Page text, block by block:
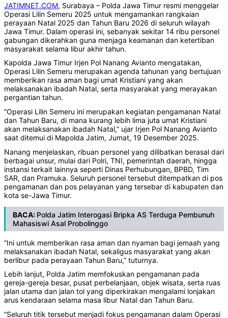
JATIMNET.COM, Surabaya – Polda Jawa Timur resmi menggelar
Operasi Lilin Semeru 2025 untuk mengamankan rangkaian
perayaan Natal 2025 dan Tahun Baru 2026 di seluruh wilayah
Jawa Timur. Dalam operasi ini, sebanyak sekitar 14 ribu personel
gabungan dikerahkan guna menjaga keamanan dan ketertiban
masyarakat selama libur akhir tahun.
Kapolda Jawa Timur Irjen Pol Nanang Avianto mengatakan,
Operasi Lilin Semeru merupakan agenda tahunan yang bertujuan
memberikan rasa aman bagi umat Kristiani yang akan
melaksanakan ibadah Natal, serta masyarakat yang merayakan
pergantian tahun.
“Operasi Lilin Semeru ini merupakan kegiatan pengamanan Natal
dan Tahun Baru, di mana kurang lebih lima juta umat Kristiani
akan melaksanakan ibadah Natal,” ujar Irjen Pol Nanang Avianto
saat ditemui di Mapolda Jatim, Jumat, 19 Desember 2025.
Nanang menjelaskan, ribuan personel yang dilibatkan berasal dari
berbagai unsur, mulai dari Polri, TNI, pemerintah daerah, hingga
instansi terkait lainnya seperti Dinas Perhubungan, BPBD, Tim
SAR, dan Pramuka. Seluruh personel tersebut ditempatkan di pos
pengamanan dan pos pelayanan yang tersebar di kabupaten dan
kota se-Jawa Timur.
BACA: Polda Jatim Interogasi Bripka AS Terduga Pembunuh
Mahasiswi Asal Probolinggo
“Ini untuk memberikan rasa aman dan nyaman bagi jemaah yang
melaksanakan ibadah Natal, sekaligus masyarakat yang akan
berlibur pada perayaan Tahun Baru,” tuturnya.
Lebih lanjut, Polda Jatim memfokuskan pengamanan pada
gereja-gereja besar, pusat perbelanjaan, objek wisata, serta ruas
jalan utama dan jalan tol yang diperkirakan mengalami lonjakan
arus kendaraan selama masa libur Natal dan Tahun Baru.
“Seluruh titik tersebut menjadi fokus pengamanan dalam Operasi